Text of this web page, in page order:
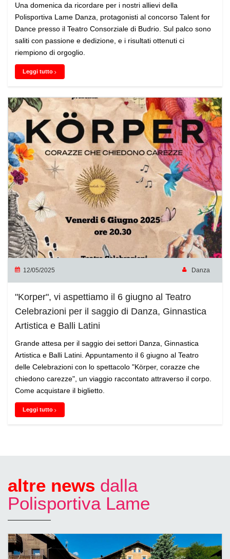
Una domenica da ricordare per i nostri allievi della
Polisportiva Lame Danza, protagonisti al concorso Talent for
Dance presso il Teatro Consorziale di Budrio. Sul palco sono
saliti con passione e dedizione, e i risultati ottenuti ci
riempiono di orgoglio.
Leggi tutto
12/05/2025 Danza
"Korper", vi aspettiamo il 6 giugno al Teatro
Celebrazioni per il saggio di Danza, Ginnastica
Artistica e Balli Latini
Grande attesa per il saggio dei settori Danza, Ginnastica
Artistica e Balli Latini. Appuntamento il 6 giugno al Teatro
delle Celebrazioni con lo spettacolo "Körper, corazze che
chiedono carezze", un viaggio raccontato attraverso il corpo.
Come acquistare il biglietto.
Leggi tutto
altre news dalla
Polisportiva Lame